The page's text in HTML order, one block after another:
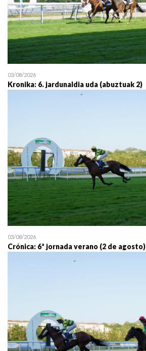
03/08/2026
Kronika: 6. jardunaldia uda (abuztuak 2)
03/08/2026
Crónica: 6ª jornada verano (2 de agosto)